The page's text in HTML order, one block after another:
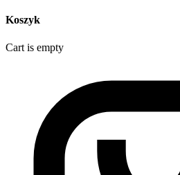
Koszyk
Cart is empty